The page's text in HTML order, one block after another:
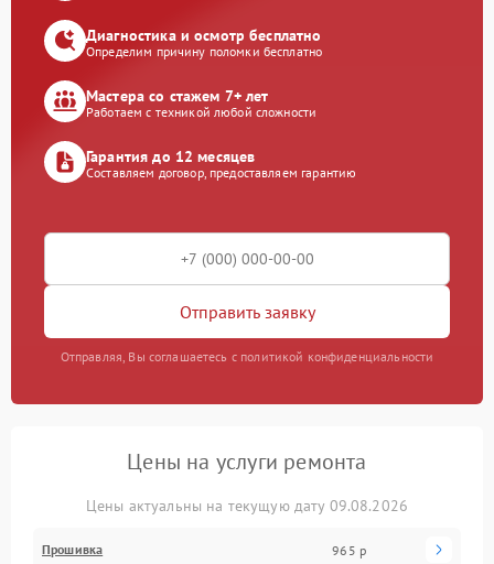
Диагностика и осмотр бесплатно
Определим причину поломки бесплатно
Мастера со стажем 7+ лет
Работаем с техникой любой сложности
Гарантия до 12 месяцев
Составляем договор, предоставляем гарантию
Отправить заявку
Отправляя, Вы соглашаетесь с политикой конфиденциальности
Цены на услуги ремонта
Цены актуальны на текущую дату 09.08.2026
Прошивка 965 р